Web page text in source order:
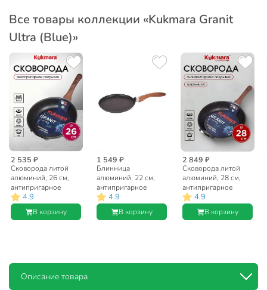
Все товары коллекции «Kukmara Granit
Ultra (Blue)»
2 535 ₽
Сковорода литой
алюминий, 26 см,
антипригарное
покрытие, Kukmara,
Granit Ultra, синяя,
сгг260а
4.9
В корзину
1 549 ₽
Блинница
алюминий, 22 см,
антипригарное
покрытие, Kukmara,
Granit Ultra, синяя,
сбгг220а,
4.9
В корзину
2 849 ₽
Сковорода литой
алюминий, 28 см,
антипригарное
покрытие, Kukmara,
Granit Ultra, синяя,
сгг280а
4.9
В корзину
Описание товара